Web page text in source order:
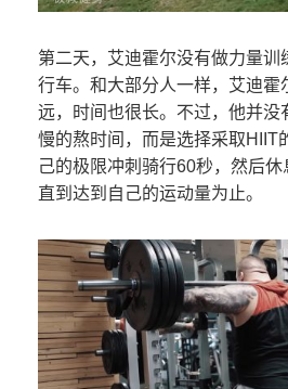
第二天，艾迪霍尔没有做力量训
行车。和大部分人一样，艾迪霍
远，时间也很长。不过，他并没
慢的熬时间，而是选择采取HIIT
己的极限冲刺骑行60秒，然后休
直到达到自己的运动量为止。